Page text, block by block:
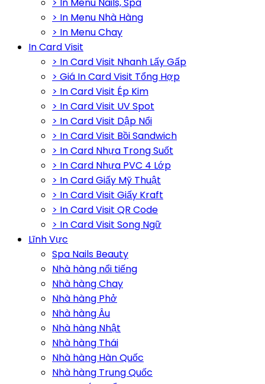
> In Menu Nails, Spa
> In Menu Nhà Hàng
> In Menu Chay
In Card Visit
> In Card Visit Nhanh Lấy Gấp
> Giá In Card Visit Tổng Hợp
> In Card Visit Ép Kim
> In Card Visit UV Spot
> In Card Visit Dập Nổi
> In Card Visit Bồi Sandwich
> In Card Nhựa Trong Suốt
> In Card Nhựa PVC 4 Lớp
> In Card Giấy Mỹ Thuật
> In Card Visit Giấy Kraft
> In Card Visit QR Code
> In Card Visit Song Ngữ
Lĩnh Vực
Spa Nails Beauty
Nhà hàng nổi tiếng
Nhà hàng Chay
Nhà hàng Phở
Nhà hàng Âu
Nhà hàng Nhật
Nhà hàng Thái
Nhà hàng Hàn Quốc
Nhà hàng Trung Quốc